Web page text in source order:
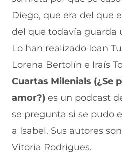
Diego, que era del que
del que todavía guarda
Lo han realizado Ioan
Lorena Bertolín e Iraís
Cuartas Milenials (¿Se
amor?) es un podcast
se pregunta si se pudo
a Isabel. Sus autores
Vitoria Rodrigues.